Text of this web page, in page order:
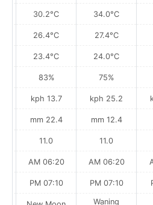
34.0°C
27.4°C
24.0°C
75%
25.2 kph
12.4 mm
11.0
06:20 AM
07:10 PM
Waning
30.2°C
26.4°C
23.4°C
83%
13.7 kph
22.4 mm
11.0
06:20 AM
07:10 PM